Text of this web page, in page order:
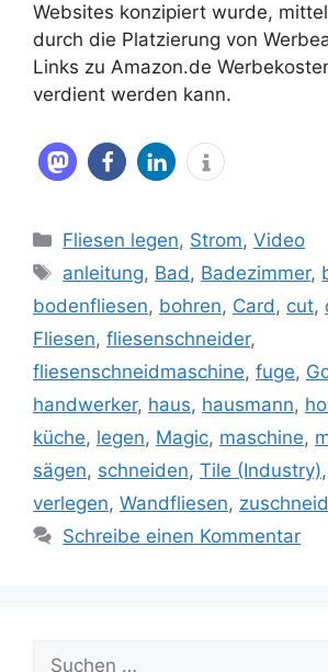
Websites konzipiert wurde,
durch die Platzierung von
Links zu Amazon.de
verdient werden kann.
Kategorien
Fliesen legen, Strom,Video
Schlagwörter
anleitung, Bad , Badezimmer,
bodenfliesen, bohren, Card , cut,
Fliesen, fliesenschneider,
fliesenschneidmaschine, fuge,
handwerker, haus, hausmann,
küche, legen, Magic, maschine,
sägen, schneiden, Tile (Industry),
verlegen, Wandfliesen,
Schreibe einen Kommentar